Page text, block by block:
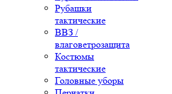
Рубашки
тактические
ВВЗ /
влаговетрозащита
Костюмы
тактические
Головные уборы